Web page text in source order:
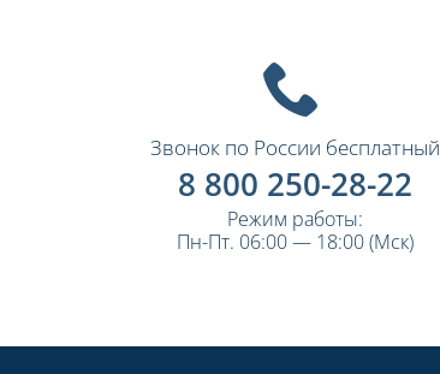
Звонок по России бесплатный
8 800 250-28-22
Режим работы:
Пн-Пт. 06:00 — 18:00 (Мск)